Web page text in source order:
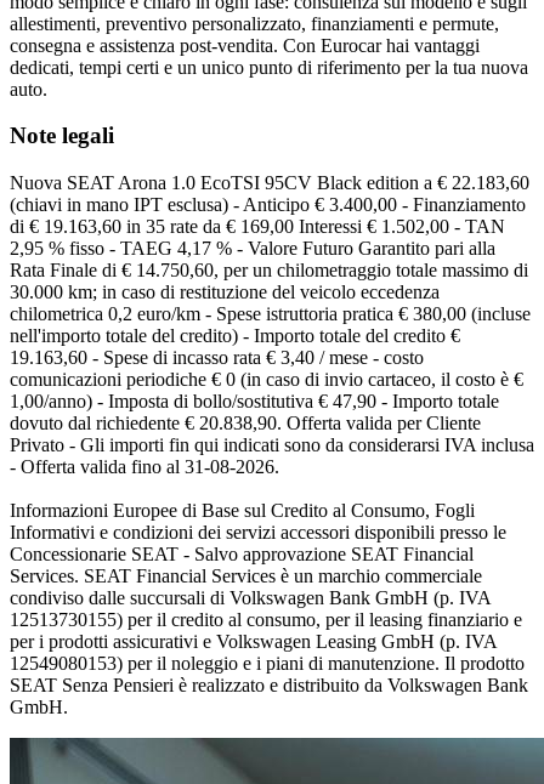
allestimenti, preventivo personalizzato, finanziamenti e permute,
consegna e assistenza post-vendita. Con Eurocar hai vantaggi
dedicati, tempi certi e un unico punto di riferimento per la tua nuova
auto.
Note legali
Nuova SEAT Arona 1.0 EcoTSI 95CV Black edition a € 22.183,60
(chiavi in mano IPT esclusa) - Anticipo € 3.400,00 - Finanziamento
di € 19.163,60 in 35 rate da € 169,00 Interessi € 1.502,00 - TAN
2,95 % fisso - TAEG 4,17 % - Valore Futuro Garantito pari alla
Rata Finale di € 14.750,60, per un chilometraggio totale massimo di
30.000 km; in caso di restituzione del veicolo eccedenza
chilometrica 0,2 euro/km - Spese istruttoria pratica € 380,00 (incluse
nell'importo totale del credito) - Importo totale del credito €
19.163,60 - Spese di incasso rata € 3,40 / mese - costo
comunicazioni periodiche € 0 (in caso di invio cartaceo, il costo è €
1,00/anno) - Imposta di bollo/sostitutiva € 47,90 - Importo totale
dovuto dal richiedente € 20.838,90. Offerta valida per Cliente
Privato - Gli importi fin qui indicati sono da considerarsi IVA inclusa
- Offerta valida fino al 31-08-2026.
Informazioni Europee di Base sul Credito al Consumo, Fogli
Informativi e condizioni dei servizi accessori disponibili presso le
Concessionarie SEAT - Salvo approvazione SEAT Financial
Services. SEAT Financial Services è un marchio commerciale
condiviso dalle succursali di Volkswagen Bank GmbH (p. IVA
12513730155) per il credito al consumo, per il leasing finanziario e
per i prodotti assicurativi e Volkswagen Leasing GmbH (p. IVA
12549080153) per il noleggio e i piani di manutenzione. Il prodotto
SEAT Senza Pensieri è realizzato e distribuito da Volkswagen Bank
GmbH.